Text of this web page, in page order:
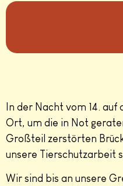
In der Nacht vom 14.
Ort, um die in Not
Großteil zerstörten
unsere Tierschutzarbeit
Wir sind bis an unsere